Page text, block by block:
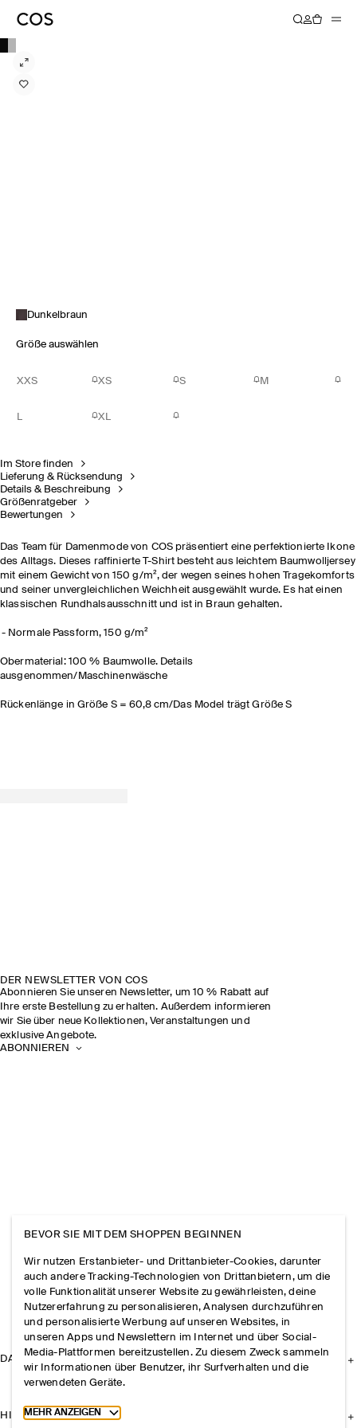
Dunkelbraun
Größe auswählen
XXS XS S M
L XL
Im Store finden
Lieferung & Rücksendung
Details & Beschreibung
Größenratgeber
Bewertungen
Das Team für Damenmode von COS präsentiert eine perfektionierte Ikone
des Alltags. Dieses raffinierte T-Shirt besteht aus leichtem Baumwolljersey
mit einem Gewicht von 150 g/m², der wegen seines hohen Tragekomforts
und seiner unvergleichlichen Weichheit ausgewählt wurde. Es hat einen
klassischen Rundhalsausschnitt und ist in Braun gehalten.
Normale Passform, 150 g/m²
Obermaterial: 100 % Baumwolle. Details
ausgenommen/Maschinenwäsche
Rückenlänge in Größe S = 60,8 cm/Das Model trägt Größe S
DER NEWSLETTER VON COS
Abonnieren Sie unseren Newsletter, um 10 % Rabatt auf
Ihre erste Bestellung zu erhalten. Außerdem informieren
wir Sie über neue Kollektionen, Veranstaltungen und
exklusive Angebote.
ABONNIEREN
DAS UNTERNEHMEN
HILFE
BEVOR SIE MIT DEM SHOPPEN BEGINNEN
Wir nutzen Erstanbieter- und Drittanbieter-Cookies, darunter
auch andere Tracking-Technologien von Drittanbietern, um die
volle Funktionalität unserer Website zu gewährleisten, deine
Nutzererfahrung zu personalisieren, Analysen durchzuführen
und personalisierte Werbung auf unseren Websites, in
unseren Apps und Newslettern im Internet und über Social-
Media-Plattformen bereitzustellen. Zu diesem Zweck sammeln
wir Informationen über Benutzer, ihr Surfverhalten und die
verwendeten Geräte.
Toggle more cookie information
MEHR ANZEIGEN